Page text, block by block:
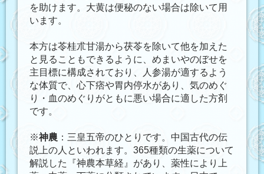
を助けます。大黄は便秘のない場合は除いて用
います。
本方は苓桂朮甘湯から茯苓を除いて他を加えた
と見ることもできるように、めまいやのぼせを
主目標に構成されており、人参湯が適するよう
な体質で、心下痞や胃内停水があり、気のめぐ
り・血のめぐりがともに悪い場合に適した方剤
です。
※神農 ：三皇五帝のひとりです。中国古代の伝
説上の人といわれます。365種類の生薬について
解説した『神農本草経』があり、薬性により上